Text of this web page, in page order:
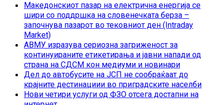
Македонскиот пазар на електрична енергија се
шири со поддршка на словенечката берза –
започнува пазарот во тековниот ден (Intraday
Market)
АВМУ изразува сериозна загриженост за
континуираните етикетирања и јавни напади од
страна на СДСМ кон медиуми и новинари
Дел до автобусите на ЈСП не сообраќаат до
крајните дестинациии во приградските населби
Нови четири услуги од ФЗО отсега достапни на